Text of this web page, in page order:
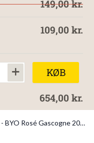
149,00 kr.
109,00 kr.
KØB
654,00 kr.
Domaine Uby - BYO Rosé Gascogne 2025